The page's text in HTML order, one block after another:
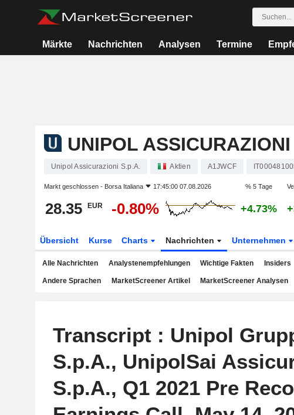
Märkte Nachrichten Analysen Termine
UNIPOL ASSICURAZIONI
Unipol Assicurazioni S.p.A. Aktien A1JWCF
Markt geschlossen - Borsa Italiana 17:45:00 07.08.2026 % 5 Tage
28.35 EUR -0.80% +4.73%
Übersicht Kurse Charts Nachrichten Unternehmen
Alle Nachrichten Analystenempfehlungen Wichtige Fakten Insiders
Andere Sprachen MarketScreener Artikel MarketScreener Analysen
Transcript : Unipol
S.p.A., UnipolSai
S.p.A., Q1 2021 Pre